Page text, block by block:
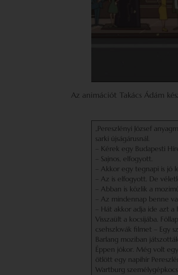
Az animációt Takács Ádám
„Pereszlényi József
sarki újságárusnál.
– Kérek egy Budapesti
– Sajnos, elfogyott.
– Akkor egy tegnapi is jó
– Az is elfogyott. De
– Abban is közlik a
– Az mindennap benne
– Hát akkor adja ide azt
Visszaült a kocsijába.
csehszlovák filmet – Egy
Barlang moziban
Éppen jókor. Még volt
ötlött egy napihír
Wartburg